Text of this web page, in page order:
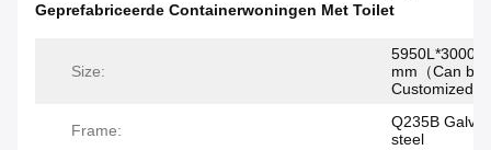
Geprefabriceerde Containerwoningen Met Toilet
Size:
mm（Can be
Customized)
Frame:
Q235B
steel